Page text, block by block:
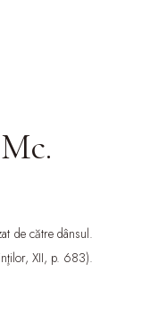
de către dânsul.
XII, p. 683).